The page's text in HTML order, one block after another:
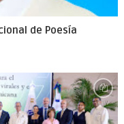
de Poesía